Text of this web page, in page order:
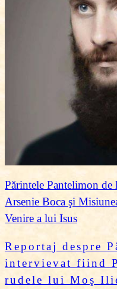
Părintele Pantelimon de
Arsenie Boca şi
Venire a lui Isus
Reportaj despre P
intervievat fiind
rudele lui Moş